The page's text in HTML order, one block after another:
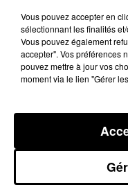
11 avril 2024 - 1 min
L'AGENDA DE
10H41
L'agenda de Toulouse
Vous pouvez accepter en
sélectionnant les finalités
Vous pouvez également
accepter". Vos préférences
pouvez mettre à jour vos
moment via le lien "Gérer